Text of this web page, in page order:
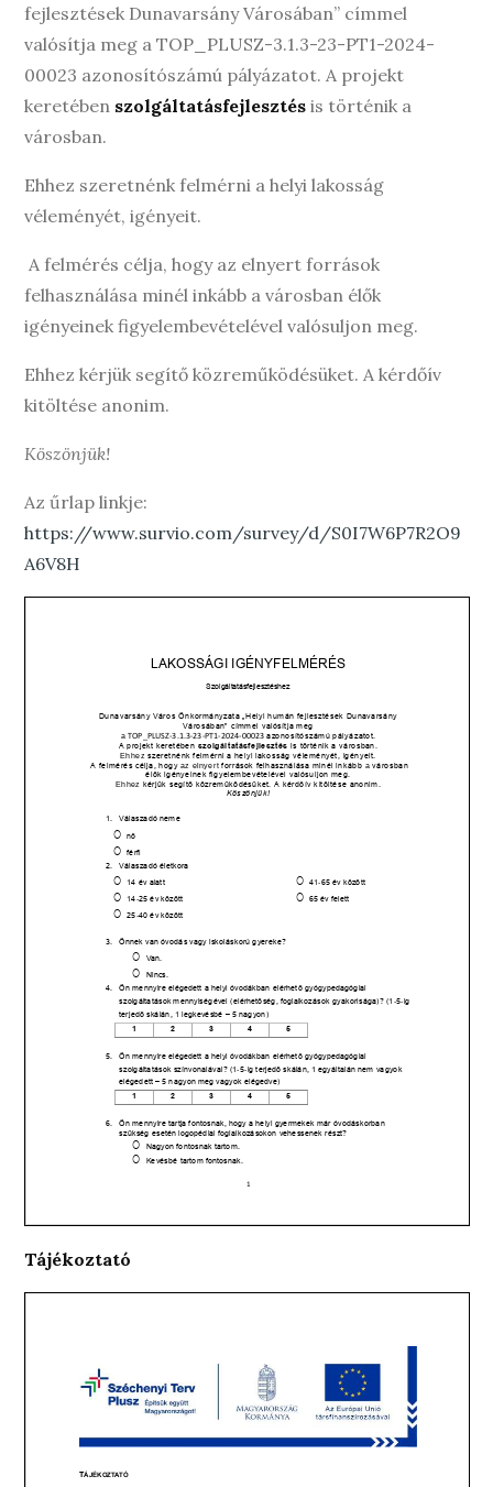
fejlesztések Dunavarsány Városában” címmel
valósítja meg a TOP_PLUSZ-3.1.3-23-PT1-2024-
00023 azonosítószámú pályázatot. A projekt
keretében szolgáltatásfejlesztés is történik a
városban.
Ehhez szeretnénk felmérni a helyi lakosság
véleményét, igényeit.
A felmérés célja, hogy az elnyert források
felhasználása minél inkább a városban élők
igényeinek figyelembevételével valósuljon meg.
Ehhez kérjük segítő közreműködésüket. A kérdőív
kitöltése anonim.
Köszönjük!
Az űrlap linkje:
https://www.survio.com/survey/d/S0I7W6P7R2O9
A6V8H
Tájékoztató